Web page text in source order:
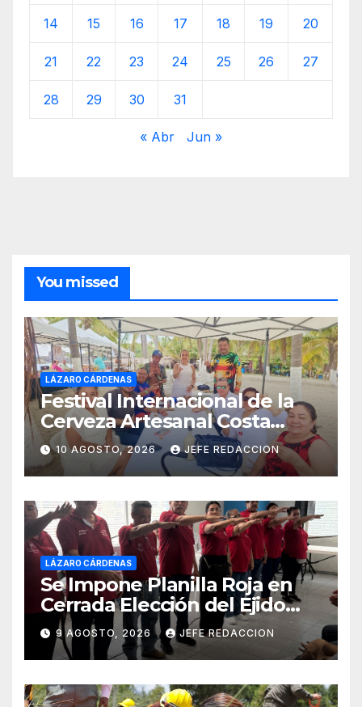
14 15 16 17 18 19 20
21 22 23 24 25 26 27
28 29 30 31
« Abr Jun »
You missed
LÁZARO CÁRDENAS
Festival Internacional de la
Cerveza Artesanal Costa
Michoacán 2026 Cerro su 19ª
Edición
10 AGOSTO, 2026 JEFE REDACCION
LÁZARO CÁRDENAS
Se Impone Planilla Roja en
Cerrada Elección del Ejido
Melchor Ocampo en Lázaro
Cárdenas
9 AGOSTO, 2026 JEFE REDACCION